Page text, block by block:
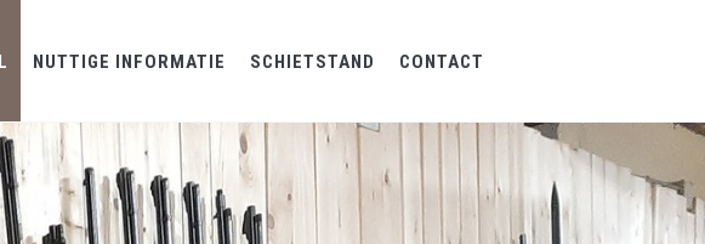
NUTTIGE INFORMATIE SCHIETSTAND CONTACT